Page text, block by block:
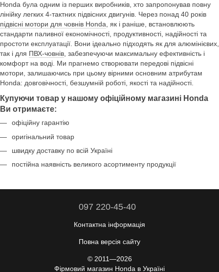
Honda була одним із перших виробників, хто запропонував повну
лінійку легких 4-тактних підвісних двигунів. Через понад 40 років
підвісні мотори для човнів Honda, як і раніше, встановлюють
стандарти паливної економічності, продуктивності, надійності та
простоти експлуатації. Вони ідеально підходять як для алюмінієвих,
так і для ПВХ-човнів, забезпечуючи максимальну ефективність і
комфорт на воді. Ми прагнемо створювати передові підвісні
мотори, залишаючись при цьому вірними основним атрибутам
Honda: довговічності, безшумній роботі, якості та надійності.
Купуючи товар у нашому офіційному магазині Honda
Ви отримаєте:
офіційну гарантію
оригінальний товар
швидку доставку по всій Україні
постійна наявність великого асортименту продукції
097 220-45-40
Контактна інформація
Повна версія сайту
© 2011—2026
Фірмовий магазин Honda в Україні